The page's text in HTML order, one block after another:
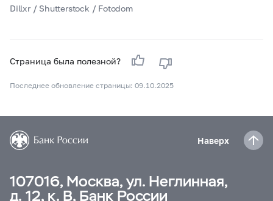
Dillxr / Shutterstock / Fotodom
Страница была полезной?
Последнее обновление страницы: 09.10.2025
Наверх
107016, Москва, ул. Неглинная,
д. 12, к. В, Банк России